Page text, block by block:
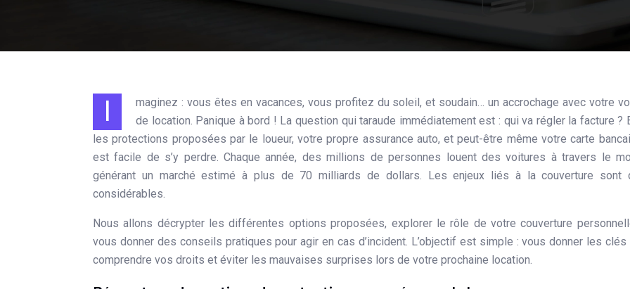
Imaginez : vous êtes en vacances, vous profitez du soleil, et soudain… un accrochage avec votre voiture
de location. Panique à bord ! La question qui taraude immédiatement est : qui va régler la facture ?
les protections proposées par le loueur, votre propre assurance auto, et peut-être même votre carte
est facile de s’y perdre. Chaque année, des millions de personnes louent des voitures à travers le
générant un marché estimé à plus de 70 milliards de dollars. Les enjeux liés à la couverture sont
considérables.
Nous allons décrypter les différentes options proposées, explorer le rôle de votre couverture
vous donner des conseils pratiques pour agir en cas d’incident. L’objectif est simple : vous donner les clés
comprendre vos droits et éviter les mauvaises surprises lors de votre prochaine location.